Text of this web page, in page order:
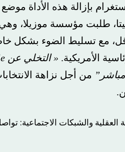
بإزالة هذه الأداة موضع
مؤسسة موزيلا، وهي
2025 على الأقل، مع تسليط الضوء
« التخلي عن CrowdTangle
من أجل نزاهة الانتخابات،
والشبكات الاجتماعية: تواصل